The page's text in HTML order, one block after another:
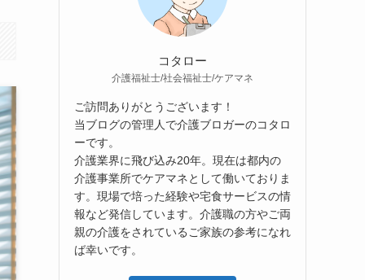
コタロー
介護福祉士/社会福祉士/ケアマネ
ご訪問ありがとうございます！
当ブログの管理人で介護ブロガーのコタロ
ーです。
介護業界に飛び込み20年。現在は都内の
介護事業所でケアマネとして働いておりま
す。現場で培った経験や宅食サービスの情
報など発信しています。介護職の方やご両
親の介護をされているご家族の参考になれ
ば幸いです。